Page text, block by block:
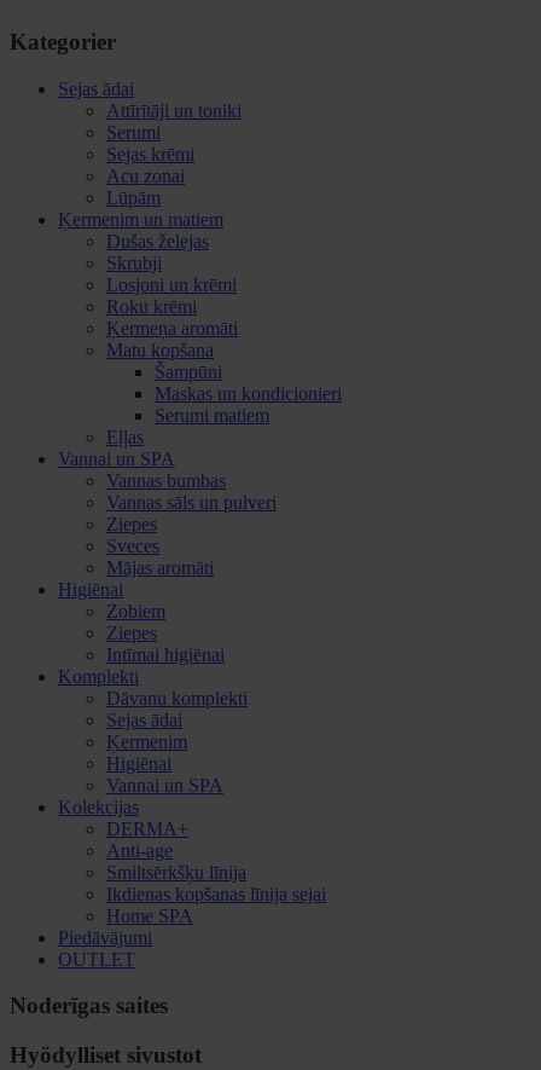
Kategorier
Sejas ādai
Attīrītāji un toniki
Serumi
Sejas krēmi
Acu zonai
Lūpām
Ķermenim un matiem
Dušas želejas
Skrubji
Losjoni un krēmi
Roku krēmi
Ķermeņa aromāti
Matu kopšana
Šampūni
Maskas un kondicionieri
Serumi matiem
Eļļas
Vannai un SPA
Vannas bumbas
Vannas sāls un pulveri
Ziepes
Sveces
Mājas aromāti
Higiēnai
Zobiem
Ziepes
Intīmai higiēnai
Komplekti
Dāvanu komplekti
Sejas ādai
Ķermenim
Higiēnai
Vannai un SPA
Kolekcijas
DERMA+
Anti-age
Smiltsērkšķu līnija
Ikdienas kopšanas līnija sejai
Home SPA
Piedāvājumi
OUTLET
Noderīgas saites
Hyödylliset sivustot